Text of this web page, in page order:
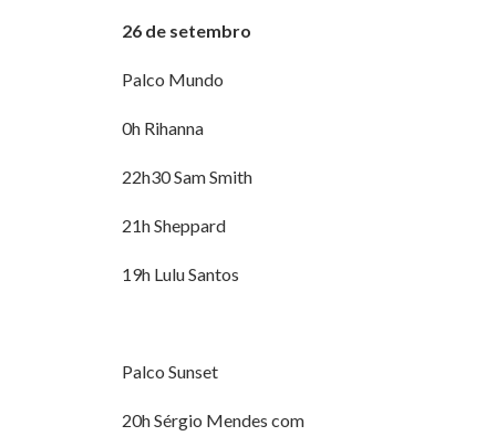
26 de setembro
Palco Mundo
0h Rihanna
22h30 Sam Smith
21h Sheppard
19h Lulu Santos
Palco Sunset
20h Sérgio Mendes com